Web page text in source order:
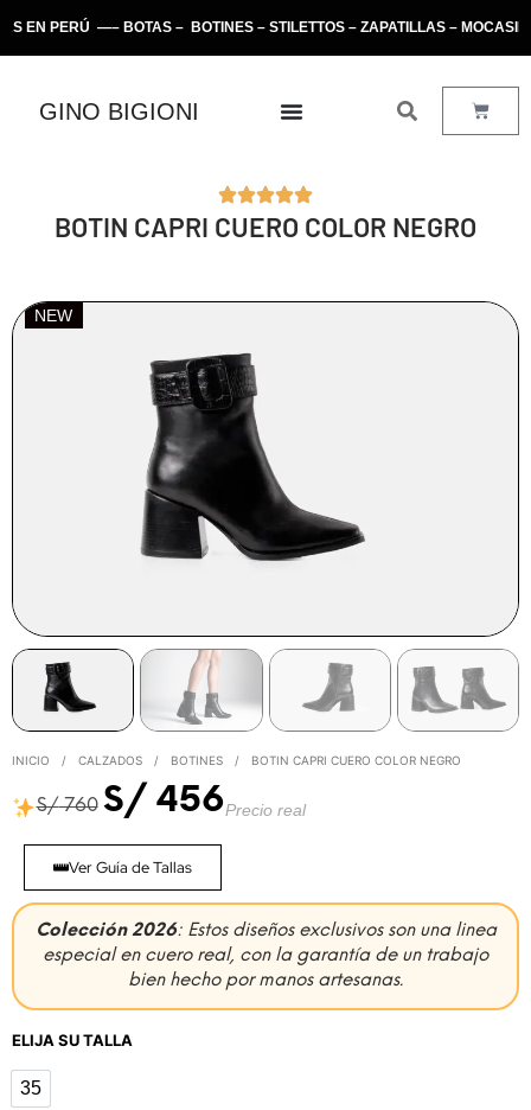
PERÚ —– BOTAS – BOTINES – STILETTOS – ZAPATILLAS –
GINO BIGIONI
BOTIN CAPRI CUERO COLOR NEGRO
NEW
INICIO / CALZADOS / BOTINES / BOTIN CAPRI CUERO COLOR NEGRO
S/760 S/ 456Precio real
Ver Guía de Tallas
Colección 2026: Estos diseños exclusivos son una linea
especial en cuero real, con la garantía de un trabajo
bien hecho por manos artesanas.
ELIJA SU TALLA
35
35